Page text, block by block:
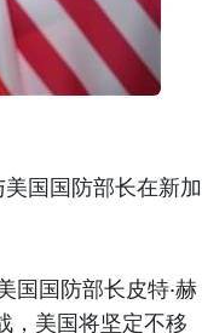
国国防部长在新加
国国防部长皮特·赫
，美国将坚定不移